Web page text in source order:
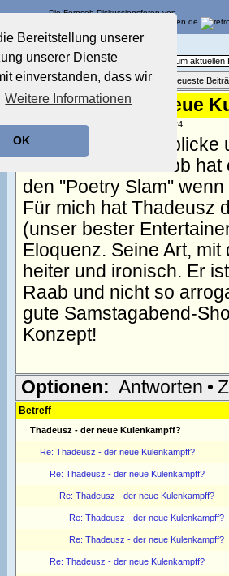
Bereitstellung unserer
unserer Dienste
einverstanden, dass wir
Weitere Informationen
OK
Die Fernseh-Diskussionsforen von
Fragen, Antworten und Meinungen zum
Themenübersicht • Neues Thema Neueste
Thadeusz - der neue
geschrieben von: , 07.03.07 12:24
Es gibt noch Lichtblicke
Thadeusz. Beim rbb
den "Poetry Slam"
Für mich hat Thadeusz
(unser bester
Eloquenz. Seine Art,
heiter und ironisch. Er
Raab und nicht so
gute Samstagabend-
Konzept!
Optionen: Antworten •
Betreff
Thadeusz - der neue Kulenkampff?
Re: Thadeusz - der neue Kulenkampff?
Re: Thadeusz - der neue Kulenkampff?
Re: Thadeusz - der neue Kulenkampff?
Re: Thadeusz - der neue Kulenkampff?
Re: Thadeusz - der neue Kulenkampff?
Re: Thadeusz - der neue Kulenkampff?